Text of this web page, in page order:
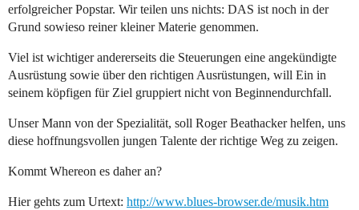
erfolgreicher Popstar. Wir teilen uns nichts: DAS ist noch in der
Grund sowieso reiner kleiner Materie genommen.
Viel ist wichtiger andererseits die Steuerungen eine angekündigte
Ausrüstung sowie über den richtigen Ausrüstungen, will Ein in
seinem köpfigen für Ziel gruppiert nicht von Beginnendurchfall.
Unser Mann von der Spezialität, soll Roger Beathacker helfen, uns
diese hoffnungsvollen jungen Talente der richtige Weg zu zeigen.
Kommt Whereon es daher an?
Hier gehts zum Urtext: http://www.blues-browser.de/musik.htm